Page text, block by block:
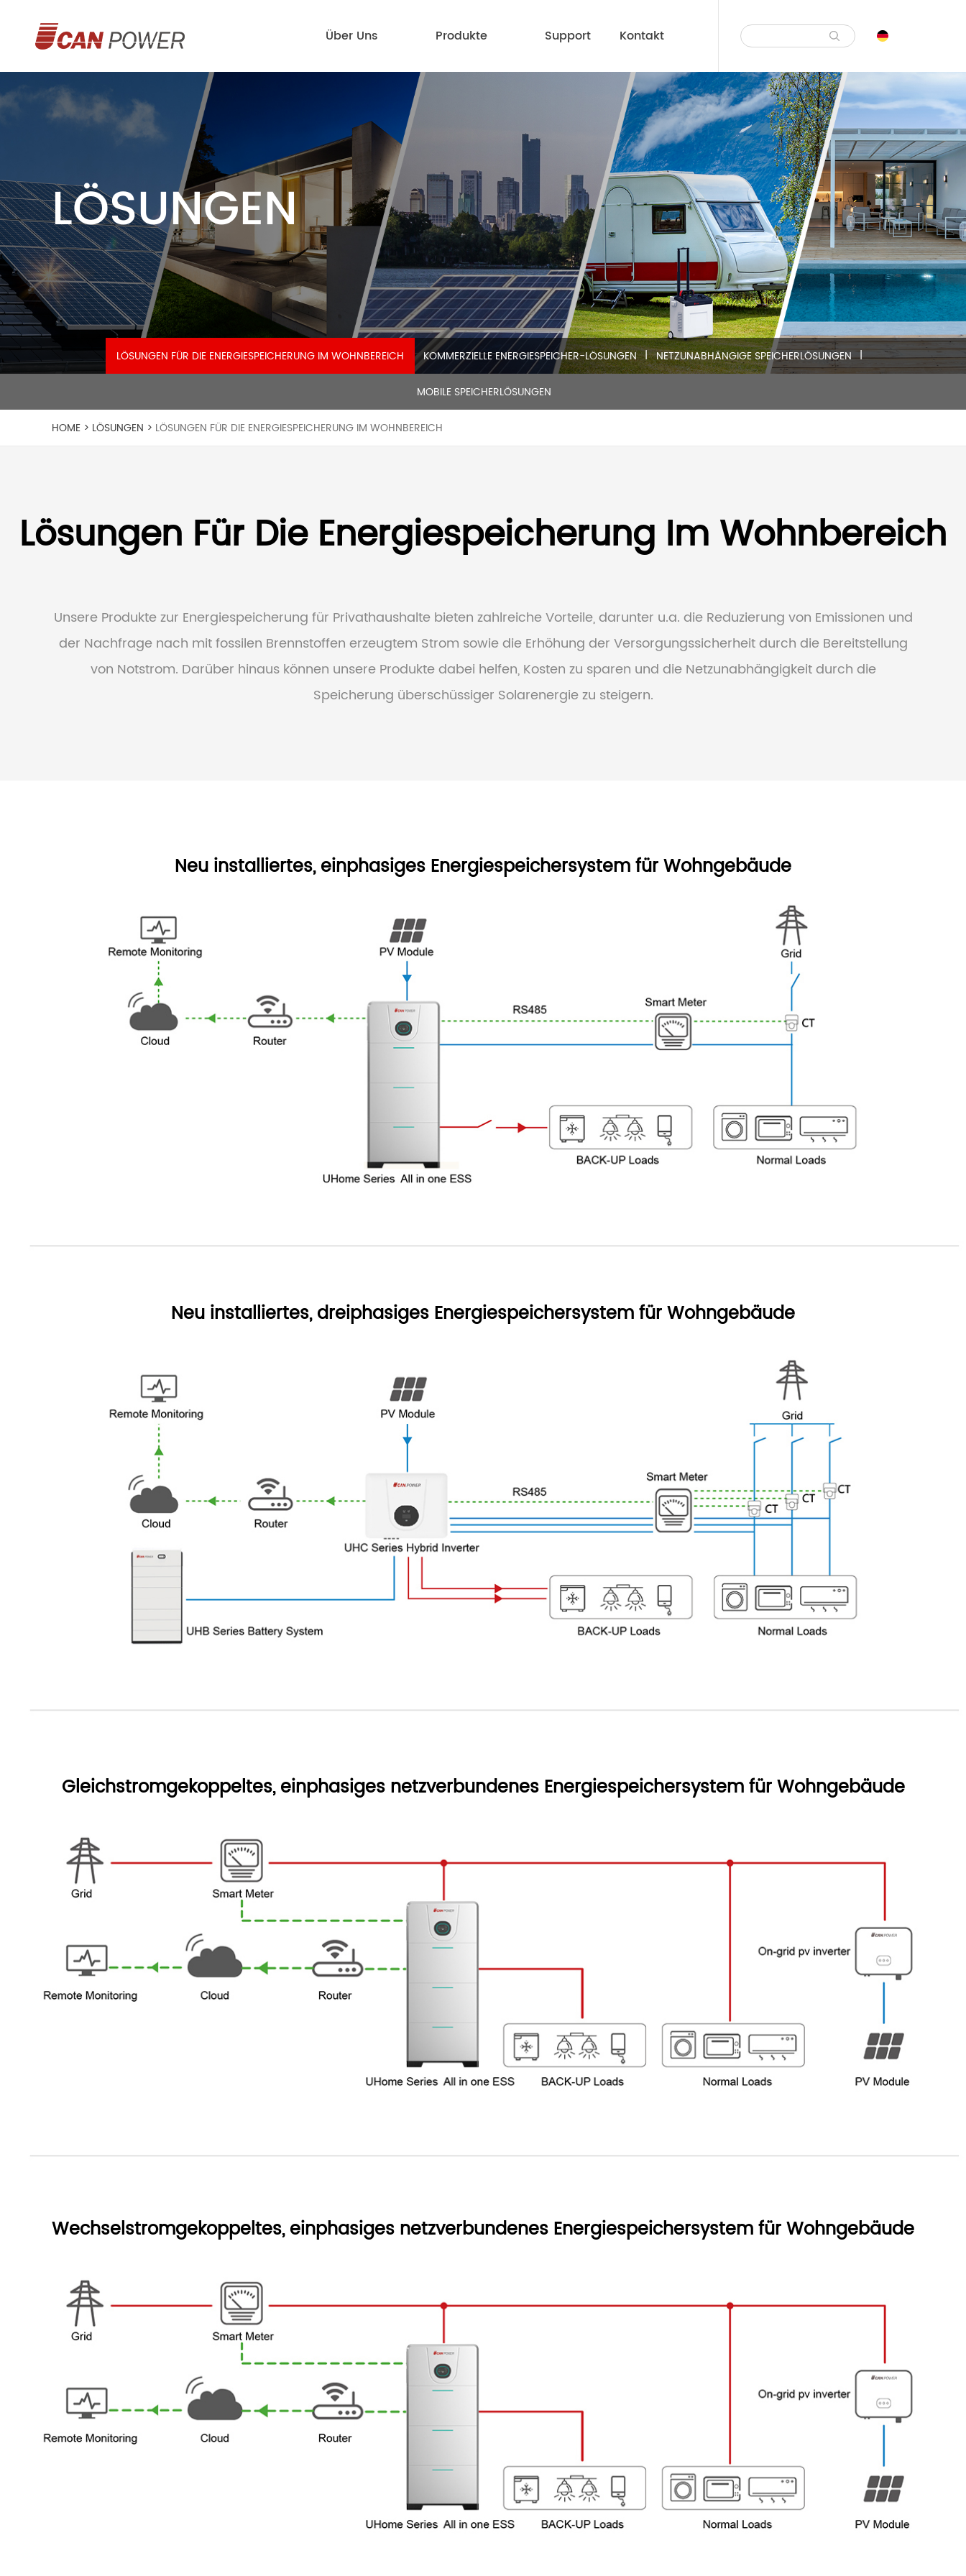
Über Uns Produkte
Hybrid-Speichersystem
Hybrid-Wechselrichter
Batteriespeicher
E-Fahrzeug-Ladestation
Netzunabhängiges
Energie-Speichersystem
Mobile
Energiespeichersysteme
UHome 3K0L-
5K0L
UHome 6K0L-
8K0L
Mehr erfahren
Alle Produkte
Lösungen für die
Energiespeicherung im
Wohnbereich
Kommerzielle Energiespeicher-
Lösungen
Netzunabhängige
Speicherlösungen
Mobile Speicherlösungen
App Software
Support Kontakt
LÖSUNGEN
LÖSUNGEN FÜR DIE ENERGIESPEICHERUNG IM WOHNBEREICH KOMMERZIELLE ENERGIESPEICHER-LÖSUNGEN | NETZUNABHÄNGIGE SPEICHERLÖSUNGEN |
MOBILE SPEICHERLÖSUNGEN
HOME > LÖSUNGEN > LÖSUNGEN FÜR DIE ENERGIESPEICHERUNG IM WOHNBEREICH
Lösungen Für Die Energiespeicherung Im Wohnbereich
Unsere Produkte zur Energiespeicherung für Privathaushalte bieten zahlreiche Vorteile, darunter u.a. die Reduzierung von Emissionen und
der Nachfrage nach mit fossilen Brennstoffen erzeugtem Strom sowie die Erhöhung der Versorgungssicherheit durch die Bereitstellung
von Notstrom. Darüber hinaus können unsere Produkte dabei helfen, Kosten zu sparen und die Netzunabhängigkeit durch die
Speicherung überschüssiger Solarenergie zu steigern.
Neu installiertes, einphasiges Energiespeichersystem für Wohngebäude
Neu installiertes, dreiphasiges Energiespeichersystem für Wohngebäude
Gleichstromgekoppeltes, einphasiges netzverbundenes Energiespeichersystem für Wohngebäude
Wechselstromgekoppeltes, einphasiges netzverbundenes Energiespeichersystem für Wohngebäude